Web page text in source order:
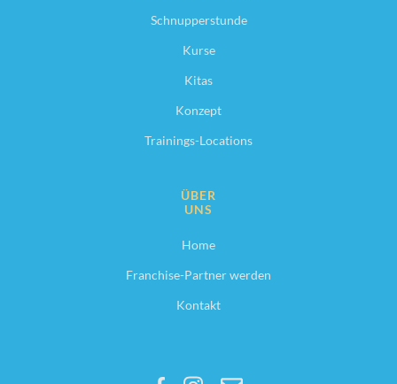
Schnupperstunde
Kurse
Kitas
Konzept
Trainings-Locations
ÜBER
UNS
Home
Franchise-Partner werden
Kontakt